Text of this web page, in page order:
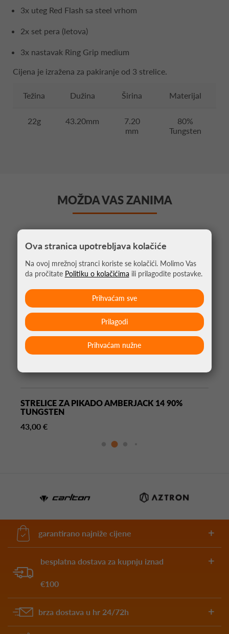
3x uteg Red Flash sa steel vrhom
2x set pera (letova)
3x nastavak Ring Grip medium
Cijena je izražena za pakiranje od 3 strelice.
Težina Dužina Širina Materijal
22g 43.20mm
7.20
mm
80%
Tungsten
MOŽDA VAS ZANIMA
STRELICE ZA PIKADO AMBERJACK 14 90%
TUNGSTEN
43,00 €
garantirano najniže cijene
besplatna dostava za kupnju iznad
€100
brza dostava u hr 24/72h
Ova stranica upotrebljava kolačiće
Na ovoj mrežnoj stranci koriste se kolačići. Molimo Vas
da pročitate Politiku o kolačićima ili prilagodite postavke.
Prihvaćam nužne
Prilagodi
Prihvaćam sve